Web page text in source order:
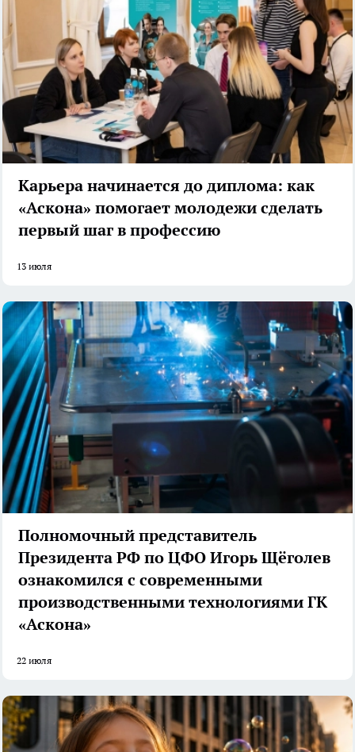
Карьера начинается до диплома: как
«Аскона» помогает молодежи сделать
первый шаг в профессию
13 июля
Полномочный представитель
Президента РФ по ЦФО Игорь Щёголев
ознакомился с современными
производственными технологиями ГК
«Аскона»
22 июля